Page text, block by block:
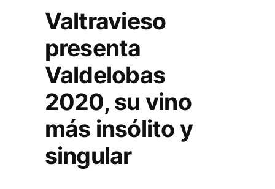
Valtravieso
presenta
Valdelobas
2020, su vino
más insólito y
singular